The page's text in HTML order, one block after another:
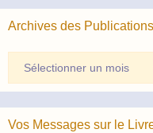
Archives des Publications
des
Publications
Vos Messages sur le